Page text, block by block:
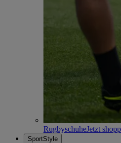
RugbyschuheJetzt
SportStyle